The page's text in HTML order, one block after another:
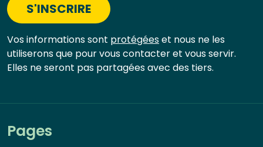
Pages
S'INSCRIRE
Vos informations sont protégéeset nous ne les
utiliserons que pour vous contacter et vous servir.
Elles ne seront pas partagées avec des tiers.